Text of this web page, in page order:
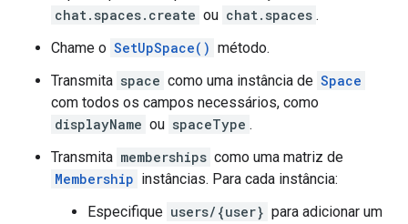
chat.spaces.create ou chat.spaces .
Chame o SetUpSpace() método.
Transmita space como uma instância de Space
com todos os campos necessários, como
displayName ou spaceType .
Transmita memberships como uma matriz de
Membership instâncias. Para cada instância:
Especifique users/{user} para adicionar um